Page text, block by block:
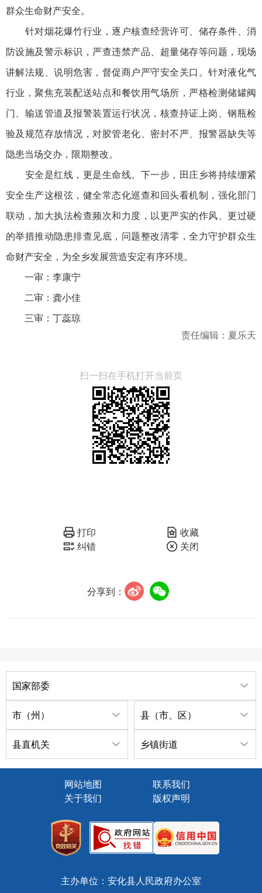
群众生命财产安全。
针对烟花爆竹行业，逐户核查经营许可、储存条件、消
防设施及警示标识，严查违禁产品、超量储存等问题，现场
讲解法规、说明危害，督促商户严守安全关口。针对液化气
行业，聚焦充装配送站点和餐饮用气场所，严格检测储罐阀
门、输送管道及报警装置运行状况，核查持证上岗、钢瓶检
验及规范存放情况，对胶管老化、密封不严、报警器缺失等
隐患当场交办，限期整改。
安全是红线，更是生命线。下一步，田庄乡将持续绷紧
安全生产这根弦，健全常态化巡查和回头看机制，强化部门
联动，加大执法检查频次和力度，以更严实的作风、更过硬
的举措推动隐患排查见底，问题整改清零，全力守护群众生
命财产安全，为全乡发展营造安定有序环境。
一审：李康宁
二审：龚小佳
三审：丁蕊琼
责任编辑：夏乐天
扫一扫在手机打开当前页
打印
收藏
纠错
关闭
分享到：
国家部委
市（州） 县（市、区）
县直机关 乡镇街道
网站地图
联系我们
关于我们
版权声明
主办单位：安化县人民政府办公室